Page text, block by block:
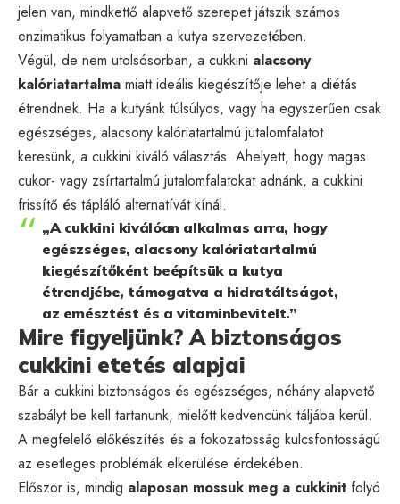
jelen van, mindkettő alapvető szerepet játszik számos
enzimatikus folyamatban a kutya szervezetében.
Végül, de nem utolsósorban, a cukkini alacsony
kalóriatartalma miatt ideális kiegészítője lehet a diétás
étrendnek. Ha a kutyánk túlsúlyos, vagy ha egyszerűen csak
egészséges, alacsony kalóriatartalmú jutalomfalatot
keresünk, a cukkini kiváló választás. Ahelyett, hogy magas
cukor- vagy zsírtartalmú jutalomfalatokat adnánk, a cukkini
frissítő és tápláló alternatívát kínál.
„A cukkini kiválóan alkalmas arra, hogy
egészséges, alacsony kalóriatartalmú
kiegészítőként beépítsük a kutya
étrendjébe, támogatva a hidratáltságot,
az emésztést és a vitaminbevitelt.”
Mire figyeljünk? A biztonságos
cukkini etetés alapjai
Bár a cukkini biztonságos és egészséges, néhány alapvető
szabályt be kell tartanunk, mielőtt kedvencünk táljába kerül.
A megfelelő előkészítés és a fokozatosság kulcsfontosságú
az esetleges problémák elkerülése érdekében.
Először is, mindig alaposan mossuk meg a cukkinit folyó